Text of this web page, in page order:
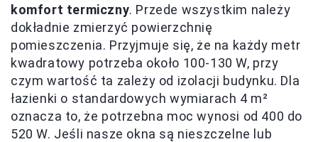
komfort termiczny. Przede wszystkim należy
dokładnie zmierzyć powierzchnię
pomieszczenia. Przyjmuje się, że na każdy metr
kwadratowy potrzeba około 100-130 W, przy
czym wartość ta zależy od izolacji budynku. Dla
łazienki o standardowych wymiarach 4 m²
oznacza to, że potrzebna moc wynosi od 400 do
520 W. Jeśli nasze okna są nieszczelne lub